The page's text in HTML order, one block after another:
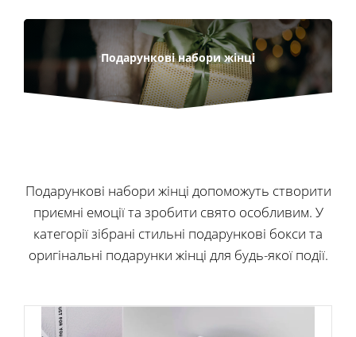
Подарункові набори жінці
Подарункові набори жінці допоможуть створити
приємні емоції та зробити свято особливим. У
категорії зібрані стильні подарункові бокси та
оригінальні подарунки жінці для будь-якої події.